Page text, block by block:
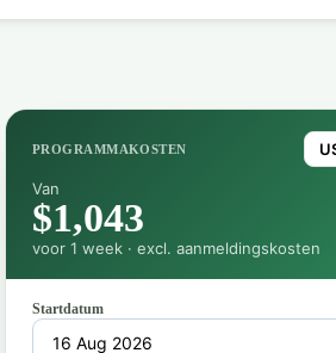
PROGRAMMAKOSTEN
Van
$1,043
voor 1 week · excl. aanmeldingskosten
Startdatum